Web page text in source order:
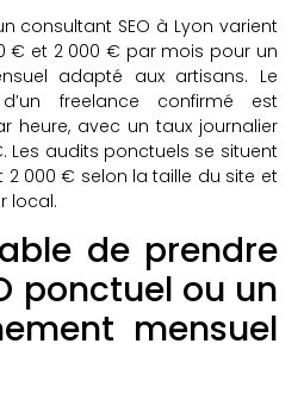
consultant SEO à Lyon varient
€ et 2 000 € par mois pour un
adapté aux artisans. Le
freelance confirmé est
heure, avec un taux journalier
Les audits ponctuels se situent
2 000 € selon la taille du site et
local.
de prendre
ponctuel ou un
mensuel